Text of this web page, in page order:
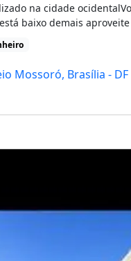
na cidade
baixo demais
Mossoró, Brasília - DF